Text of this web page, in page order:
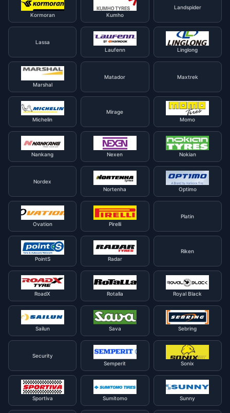
Kormoran Kumho
Landspider
Lassa
Laufenn
Linglong
Marshal
Matador Maxtrek
Michelin
Mirage
Momo
Nankang Nexen Nokian
Nordex
Nortenha
Optimo
Ovation Pirelli
Platin
PointS Radar
Riken
RoadX Rotalla Royal Black
Sailun Sava Sebring
Security
Semperit
Sonix
Sportiva Sumitomo Sunny